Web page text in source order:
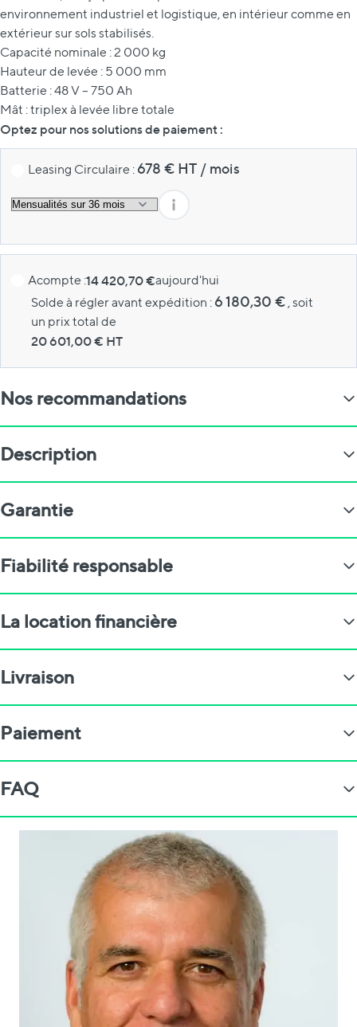
environnement industriel et logistique, en intérieur comme en
extérieur sur sols stabilisés.
Capacité nominale : 2 000 kg
Hauteur de levée : 5 000 mm
Batterie : 48 V – 750 Ah
Mât : triplex à levée libre totale
Optez pour nos solutions de paiement :
Leasing Circulaire : 678 € HT / mois
Acompte :14 420,70 €aujourd'hui
Solde à régler avant expédition : 6 180,30 € , soit
un prix total de
20 601,00€ HT
Nos recommandations
Description
Garantie
Fiabilité responsable
La location financière
Livraison
Paiement
FAQ